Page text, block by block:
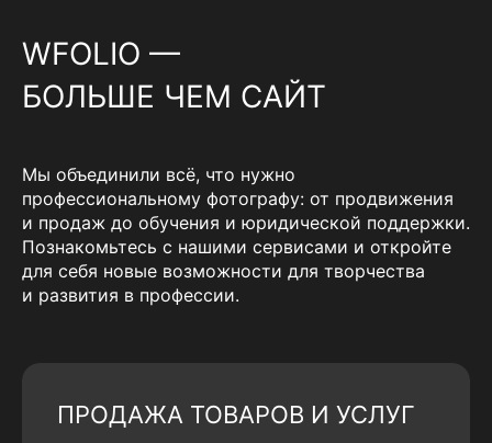
WFOLIO —
БОЛЬШЕ ЧЕМ САЙТ
Мы объединили всё, что нужно
профессиональному фотографу: от продвижения
и продаж до обучения и юридической поддержки.
Познакомьтесь с нашими сервисами и откройте
для себя новые возможности для творчества
и развития в профессии.
ПРОДАЖА ТОВАРОВ И УСЛУГ